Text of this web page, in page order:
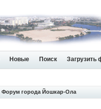
Новые Поиск Загрузить
Форум города Йошкар-Ола